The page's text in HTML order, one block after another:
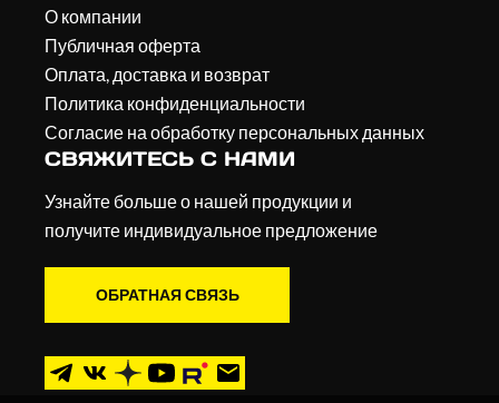
О компании
Публичная оферта
Оплата, доставка и возврат
Политика конфиденциальности
Согласие на обработку персональных данных
СВЯЖИТЕСЬ С НАМИ
Узнайте больше о нашей продукции и
получите индивидуальное предложение
ОБРАТНАЯ СВЯЗЬ